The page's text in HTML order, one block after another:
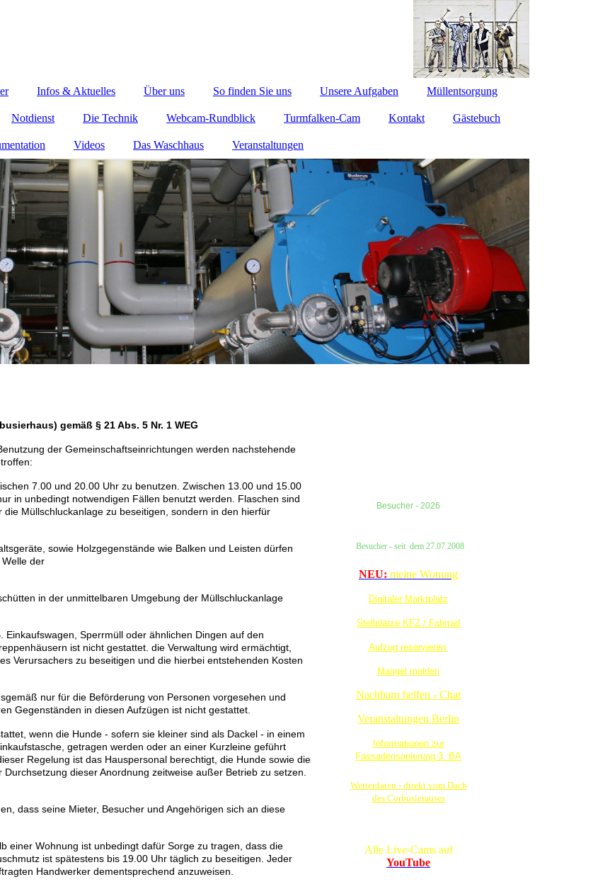
Infos & Aktuelles Über uns So finden Sie uns Unsere Aufgaben Müllentsorgung
Notdienst Die Technik Webcam-Rundblick Turmfalken-Cam Kontakt Gästebuch
Videos Das Waschhaus Veranstaltungen
gemäß § 21 Abs. 5 Nr. 1 WEG
der Gemeinschaftseinrichtungen werden nachstehende
7.00 und 20.00 Uhr zu benutzen. Zwischen 13.00 und 15.00
in unbedingt notwendigen Fällen benutzt werden. Flaschen sind
Müllschluckanlage zu beseitigen, sondern in den hierfür
sowie Holzgegenstände wie Balken und Leisten dürfen
der
in der unmittelbaren Umgebung der Müllschluckanlage
Sperrmüll oder ähnlichen Dingen auf den
ist nicht gestattet. die Verwaltung wird ermächtigt,
Verursachers zu beseitigen und die hierbei entstehenden Kosten
nur für die Beförderung von Personen vorgesehen und
Gegenständen in diesen Aufzügen ist nicht gestattet.
wenn die Hunde - sofern sie kleiner sind als Dackel - in einem
getragen werden oder an einer Kurzleine geführt
Regelung ist das Hauspersonal berechtigt, die Hunde sowie die
dieser Anordnung zeitweise außer Betrieb zu setzen.
dass seine Mieter, Besucher und Angehörigen sich an diese
einer Wohnung ist unbedingt dafür Sorge zu tragen, dass die
ist spätestens bis 19.00 Uhr täglich zu beseitigen. Jeder
Handwerker dementsprechend anzuweisen.
Besucher - 2026
Besucher - seit dem27.07.2008
NEU: meine Wonung
Digitaler Marktplatz
Stellplätze KFZ / Fahrrad
Aufzug reservieren
Mangel melden
Nachbarn helfen - Chat
Veranstaltungen Berlin
Informationen zur
Fassadensanierung 3. BA
Wetterdaten - direkt vom Dach
des Corbusierauses
Alle Live-Cams auf
YouTube